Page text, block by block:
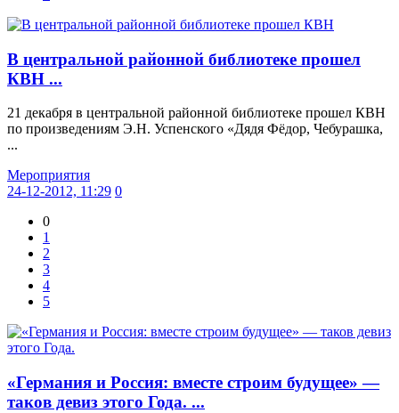
В центральной районной библиотеке прошел
КВН ...
21 декабря в центральной районной библиотеке прошел КВН
по произведениям Э.Н. Успенского «Дядя Фёдор, Чебурашка,
...
Мероприятия
24-12-2012, 11:29 0
0
1
2
3
4
5
«Германия и Россия: вместе строим будущее» —
таков девиз этого Года. ...